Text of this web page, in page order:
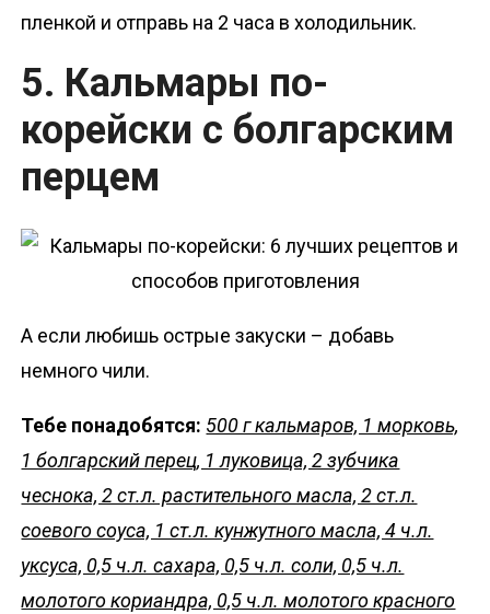
пленкой и отправь на 2 часа в холодильник.
5. Кальмары по-
корейски с болгарским
перцем
А если любишь острые закуски – добавь
немного чили.
Тебе понадобятся: 500 г кальмаров, 1 морковь,
1 болгарский перец, 1 луковица, 2 зубчика
чеснока, 2 ст.л. растительного масла, 2 ст.л.
соевого соуса, 1 ст.л. кунжутного масла, 4 ч.л.
уксуса, 0,5 ч.л. сахара, 0,5 ч.л. соли, 0,5 ч.л.
молотого кориандра, 0,5 ч.л. молотого красного